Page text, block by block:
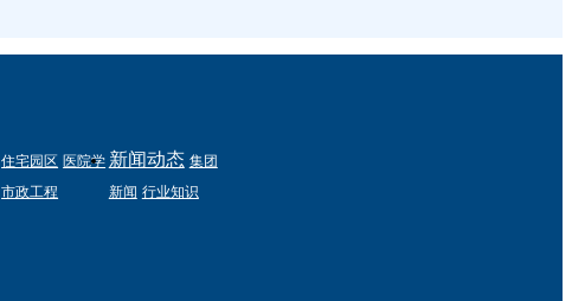
住宅园区 医院学
市政工程
新闻动态 集团
新闻 行业知识